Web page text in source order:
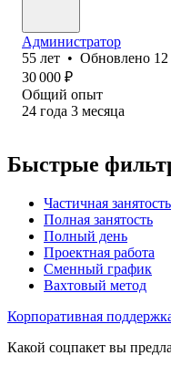
Администратор
55 лет • Обновлено
30 000 ₽
Общий опыт
24 года 3 месяца
Быстрые
Частичная занятость
Полная занятость
Полный день
Проектная работа
Сменный график
Вахтовый метод
Корпоративная
Какой соцпакет вы